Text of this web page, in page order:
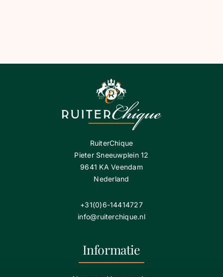
RuiterChique
Pieter Sneeuwplein 12
9641 KA Veendam
Nederland
+31(0)6-14414727
info@ruiterchique.nl
Informatie